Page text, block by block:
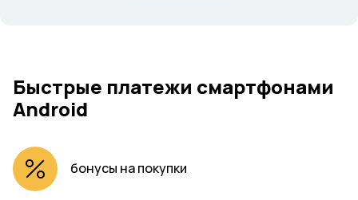
Быстрые платежи смартфонами
Android
бонусы на покупки